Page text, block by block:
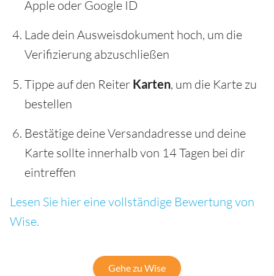
Apple oder Google ID
Lade dein Ausweisdokument hoch, um die
Verifizierung abzuschließen
Tippe auf den Reiter Karten, um die Karte zu
bestellen
Bestätige deine Versandadresse und deine
Karte sollte innerhalb von 14 Tagen bei dir
eintreffen
Lesen Sie hier eine vollständige Bewertung von
Wise.
Gehe zu Wise